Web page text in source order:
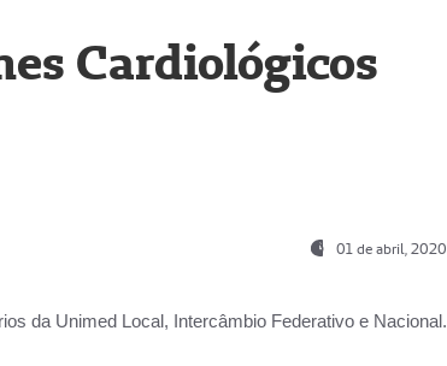
Cardiológicos
01 de abril, 2020
da Unimed Local, Intercâmbio Federativo e Nacional.